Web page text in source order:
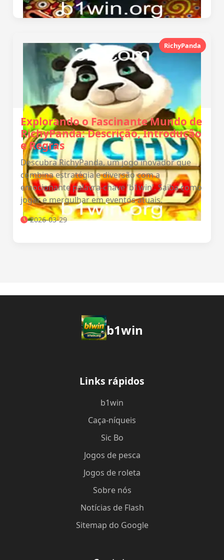
RichyPanda
Explorando o Fascinante Mundo de
RichyPanda: Descrição, Introdução
e Regras
Descubra RichyPanda, um jogo inovador que
combina estratégia e diversão com a
emocionante palavra-chave 'b1win'. Saiba como
jogar e mergulhar em eventos atuais.
2026-03-29
b1win
Links rápidos
b1win
Caça-níqueis
Sic Bo
Jogos de pesca
Jogos de roleta
Sobre nós
Notícias de Flash
Sitemap do Google